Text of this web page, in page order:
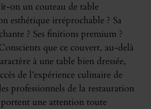
on un couteau de table
esthétique irréprochable ? Sa
? Ses finitions premium ?
que ce couvert, au-delà
à une table bien dressée,
de l’expérience culinaire de
professionnels de la restauration
une attention toute